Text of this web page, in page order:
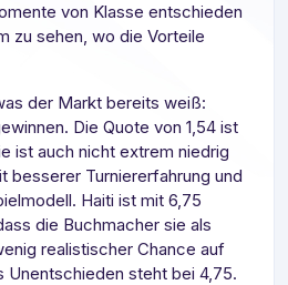
von Klasse entschieden
zu sehen, wo die Vorteile
der Markt bereits weiß:
Die Quote von 1,54 ist
ist auch nicht extrem niedrig
besserer Turniererfahrung und
Haiti ist mit 6,75
die Buchmacher sie als
realistischer Chance auf
Unentschieden steht bei 4,75.